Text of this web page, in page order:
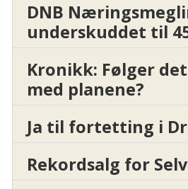
DNB
underskuddet til
Kronikk: Følger
med planene?
Ja til fortetting i
Rekordsalg for